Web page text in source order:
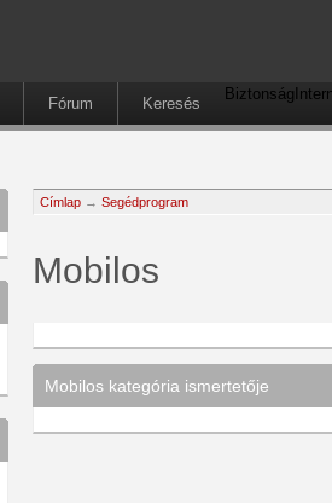
Fórum Keresés
Biztonság
Címlap → Segédprogram
Mobilos
Mobilos kategória ismertetője